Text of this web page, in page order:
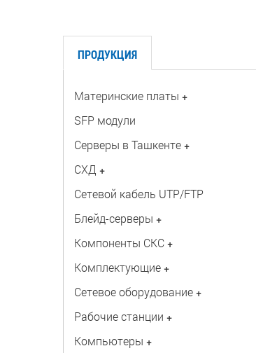
ПРОДУКЦИЯ
Материнские платы +
SFP модули
Серверы в Ташкенте +
СХД +
Сетевой кабель UTP/FTP
Блейд-серверы +
Компоненты СКС +
Комплектующие +
Сетевое оборудование +
Рабочие станции +
Компьютеры +